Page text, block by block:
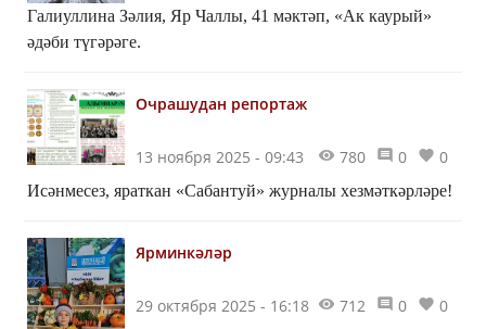
Галиуллина Зәлия, Яр Чаллы, 41 мәктәп, «Ак каурый»
әдәби түгәрәге.
Очрашудан репортаж
13 ноября 2025 - 09:43 780 0 0
Исәнмесез, яраткан «Сабантуй» журналы хезмәткәрләре!
Ярминкәләр
29 октября 2025 - 16:18 712 0 0